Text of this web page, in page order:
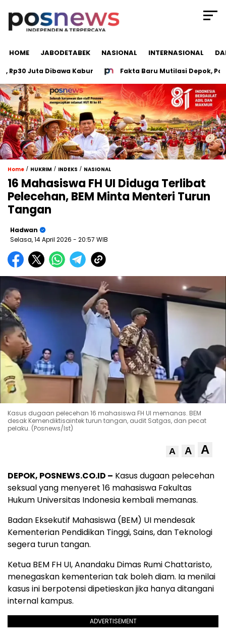
HOME JABODETABEK NASIONAL INTERNASIONAL
Juta Dibawa Kabur Fakta Baru Mutilasi Depok, Polisi
Home / HUKRIM / INDEKS / NASIONAL
16 Mahasiswa FH UI Diduga Terlibat
Pelecehan, BEM Minta Menteri Turun
Tangan
Hadwan
Selasa, 14 April 2026 - 20:57 WIB
Kasus dugaan pelecehan 16 mahasiswa FH UI memanas. BEM
desak Kemendiktisaintek turun tangan, audit Satgas, dan pecat
pelaku. (Posnews/Ist)
A A A
DEPOK, POSNEWS.CO.ID – Kasus dugaan pelecehan
seksual yang menyeret 16 mahasiswa Fakultas
Hukum Universitas Indonesia kembali memanas.
Badan Eksekutif Mahasiswa (BEM) UI mendesak
Kementerian Pendidikan Tinggi, Sains, dan Teknologi
segera turun tangan.
Ketua BEM FH UI, Anandaku Dimas Rumi Chattaristo,
menegaskan kementerian tak boleh diam. Ia menilai
kasus ini berpotensi dipetieskan jika hanya ditangani
internal kampus.
ADVERTISEMENT